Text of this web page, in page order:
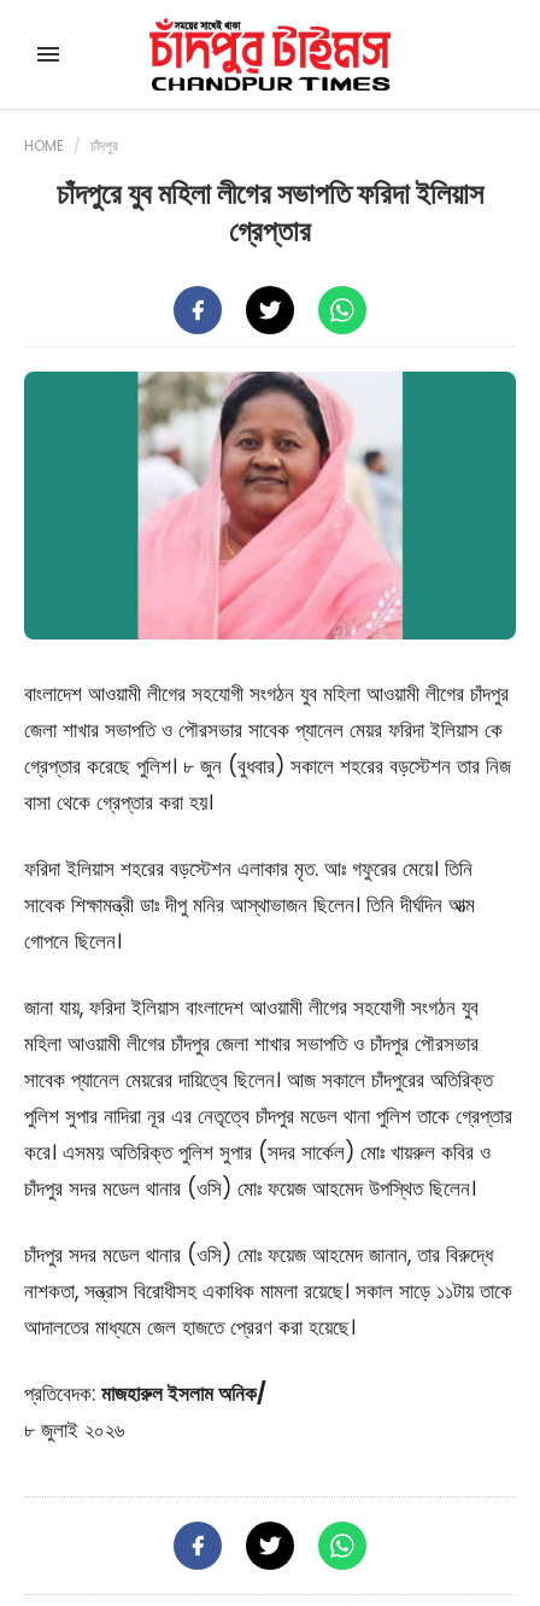
HOME / চাঁদপুর
চাঁদপুরে যুব মহিলা লীগের সভাপতি ফরিদা ইলিয়াস
গ্রেপ্তার
বাংলাদেশ আওয়ামী লীগের সহযোগী সংগঠন যুব মহিলা আওয়ামী লীগের চাঁদপুর
জেলা শাখার সভাপতি ও পৌরসভার সাবেক প্যানেল মেয়র ফরিদা ইলিয়াস কে
গ্রেপ্তার করেছে পুলিশ। ৮ জুন (বুধবার) সকালে শহরের বড়স্টেশন তার নিজ
বাসা থেকে গ্রেপ্তার করা হয়।
ফরিদা ইলিয়াস শহরের বড়স্টেশন এলাকার মৃত. আঃ গফুরের মেয়ে। তিনি
সাবেক শিক্ষামন্ত্রী ডাঃ দীপু মনির আস্থাভাজন ছিলেন। তিনি দীর্ঘদিন আত্ম
গোপনে ছিলেন।
জানা যায়, ফরিদা ইলিয়াস বাংলাদেশ আওয়ামী লীগের সহযোগী সংগঠন যুব
মহিলা আওয়ামী লীগের চাঁদপুর জেলা শাখার সভাপতি ও চাঁদপুর পৌরসভার
সাবেক প্যানেল মেয়রের দায়িত্বে ছিলেন। আজ সকালে চাঁদপুরের অতিরিক্ত
পুলিশ সুপার নাদিরা নূর এর নেতৃত্বে চাঁদপুর মডেল থানা পুলিশ তাকে গ্রেপ্তার
করে। এসময় অতিরিক্ত পুলিশ সুপার (সদর সার্কেল) মোঃ খায়রুল কবির ও
চাঁদপুর সদর মডেল থানার (ওসি) মোঃ ফয়েজ আহমেদ উপস্থিত ছিলেন।
চাঁদপুর সদর মডেল থানার (ওসি) মোঃ ফয়েজ আহমেদ জানান, তার বিরুদ্ধে
নাশকতা, সন্ত্রাস বিরোধীসহ একাধিক মামলা রয়েছে। সকাল সাড়ে ১১টায় তাকে
আদালতের মাধ্যমে জেল হাজতে প্রেরণ করা হয়েছে।
প্রতিবেদক: মাজহারুল ইসলাম অনিক/
৮ জুলাই ২০২৬